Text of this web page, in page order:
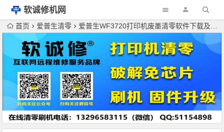
软诚修机网
首页 爱普生清零 爱普生WF3720打印机废墨清零软件下载及使用方法教程